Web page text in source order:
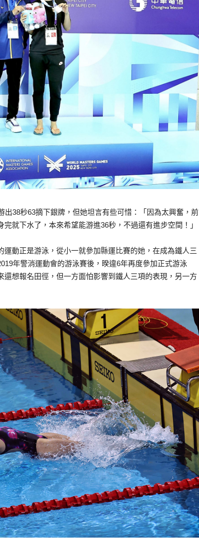
38秒63摘下銀牌，但她坦言有些可惜：「因為太興奮，前
就下水了，本來希望能游進36秒，不過還有進步空間！」
動正是游泳，從小一就參加縣運比賽的她，在成為鐵人三
年警消運動會的游泳賽後，暌違6年再度參加正式游泳
想報名田徑，但一方面怕影響到鐵人三項的表現，另一方